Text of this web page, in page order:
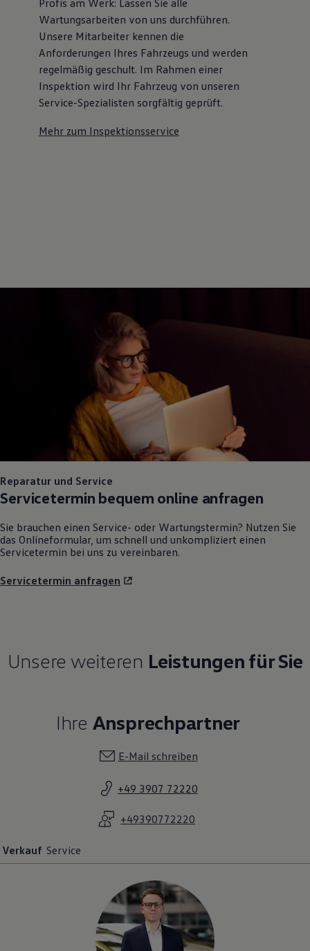
Wartungsarbeiten von uns durchführen.
Unsere Mitarbeiter kennen die
Anforderungen Ihres Fahrzeugs und werden
regelmäßig geschult. Im Rahmen einer
Inspektion wird Ihr Fahrzeug von unseren
Service-Spezialisten sorgfältig geprüft.
Mehr zum Inspektionsservice
Reparatur und Service
Servicetermin bequem online anfragen
Sie brauchen einen Service- oder Wartungstermin? Nutzen Sie
das Onlineformular, um schnell und unkompliziert einen
Servicetermin bei uns zu vereinbaren.
Servicetermin anfragen
Unsere weiteren Leistungen für Sie
Ihre Ansprechpartner
E-Mail schreiben
+49 3907 72220
+49390772220
Verkauf Service